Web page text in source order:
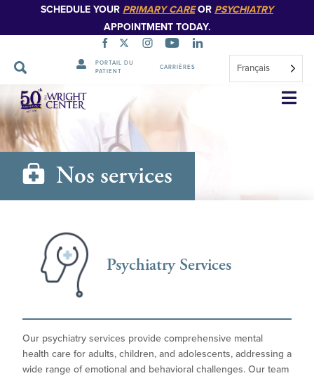
SCHEDULE YOUR PRIMARY CAREOR PSYCHIATRY
APPOINTMENT TODAY.
PORTAIL DU
PATIENT
CARRIÈRES Français
Sauter
la
navigation
Nos services
Psychiatry Services
Our psychiatry services provide comprehensive mental
health care for adults, children, and adolescents, addressing a
wide range of emotional and behavioral challenges. Our team